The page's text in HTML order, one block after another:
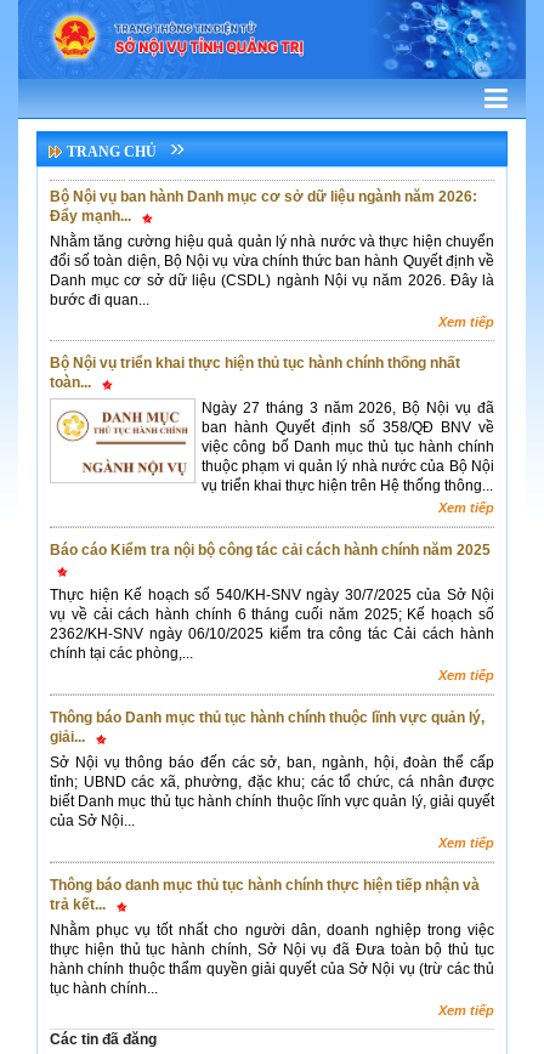
TRANG CHỦ
THỦ TỤC HÀNH CHÍNH - DỊCH VỤ CÔNG TRỰC TUYẾN
Bộ Nội vụ ban hành Danh mục cơ sở dữ liệu ngành năm 2026:
Đẩy mạnh...
Nhằm tăng cường hiệu quả quản lý nhà nước và thực hiện chuyển
đổi số toàn diện, Bộ Nội vụ vừa chính thức ban hành Quyết định về
Danh mục cơ sở dữ liệu (CSDL) ngành Nội vụ năm 2026. Đây là
bước đi quan...
Xem tiếp
Bộ Nội vụ triển khai thực hiện thủ tục hành chính thống nhất
toàn...
Ngày 27 tháng 3 năm 2026, Bộ Nội vụ đã
ban hành Quyết định số 358/QĐ BNV về
việc công bố Danh mục thủ tục hành chính
thuộc phạm vi quản lý nhà nước của Bộ Nội
vụ triển khai thực hiện trên Hệ thống thông...
Xem tiếp
Báo cáo Kiểm tra nội bộ công tác cải cách hành chính năm 2025
Thực hiện Kế hoạch số 540/KH-SNV ngày 30/7/2025 của Sở Nội
vụ về cải cách hành chính 6 tháng cuối năm 2025; Kế hoạch số
2362/KH-SNV ngày 06/10/2025 kiểm tra công tác Cải cách hành
chính tại các phòng,...
Xem tiếp
Thông báo Danh mục thủ tục hành chính thuộc lĩnh vực quản lý,
giải...
Sở Nội vụ thông báo đến các sở, ban, ngành, hội, đoàn thể cấp
tỉnh; UBND các xã, phường, đặc khu; các tổ chức, cá nhân được
biết Danh mục thủ tục hành chính thuộc lĩnh vực quản lý, giải quyết
của Sở Nội...
Xem tiếp
Thông báo danh mục thủ tục hành chính thực hiện tiếp nhận và
trả kết...
Nhằm phục vụ tốt nhất cho người dân, doanh nghiệp trong việc
thực hiện thủ tục hành chính, Sở Nội vụ đã Đưa toàn bộ thủ tục
hành chính thuộc thẩm quyền giải quyết của Sở Nội vụ (trừ các thủ
tục hành chính...
Xem tiếp
Các tin đã đăng